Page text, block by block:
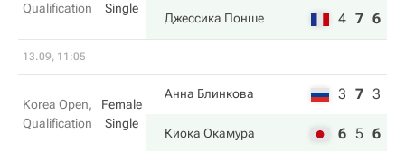
Qualification
Single
Джессика Понше 4 7 6
13.09, 11:05
Korea Open,
Qualification
Female
Single
Анна Блинкова 3 7 3
Киока Окамура 6 5 6